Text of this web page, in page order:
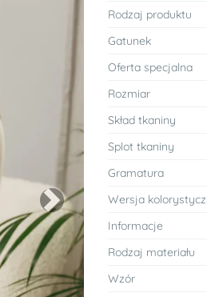
Next
Rodzaj produktu
Gatunek
Oferta specjalna
Rozmiar
Skład tkaniny
Splot tkaniny
Gramatura
Wersja
Informacje
Rodzaj materiału
Wzór